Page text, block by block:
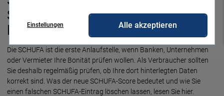
Einstellungen Alle akzeptieren
So gehen Sie vor – mit
Musterbrief!
Die SCHUFA ist die erste Anlaufstelle, wenn Banken, Unter­nehmen
oder Ver­mie­ter Ihre Boni­tät prü­fen wollen. Als Ver­brau­cher soll­ten
Sie des­halb regel­mäßig prü­fen, ob Ihre dort hin­ter­leg­ten Daten
korrekt sind. Was der neue SCHUFA-Score be­deutet und wie Sie
einen falschen SCHUFA-Eintrag löschen lassen, lesen Sie hier.